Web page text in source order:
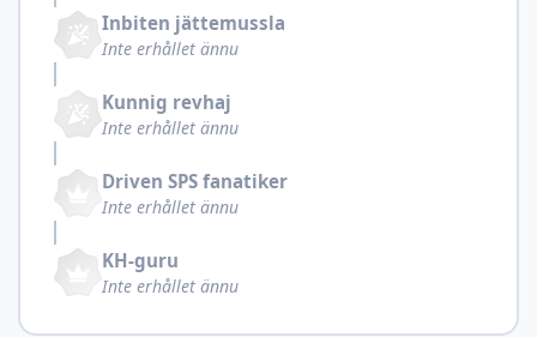
Inbiten jättemussla
Inte erhållet ännu
Kunnig revhaj
Inte erhållet ännu
Driven SPS fanatiker
Inte erhållet ännu
KH-guru
Inte erhållet ännu